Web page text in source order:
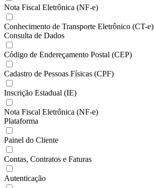
Nota Fiscal Eletrônica (NF-e)
Conhecimento de Transporte Eletrônico (CT-e)
Consulta de Dados
Código de Endereçamento Postal (CEP)
Cadastro de Pessoas Físicas (CPF)
Inscrição Estadual (IE)
Nota Fiscal Eletrônica (NF-e)
Plataforma
Painel do Cliente
Contas, Contratos e Faturas
Autenticação